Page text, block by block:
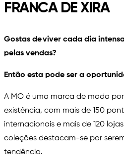
FRANCA DE XIRA
Gostas de viver cada dia
pelas vendas?
Então esta pode ser a
A MO é uma marca de moda
existência, com mais de 150
internacionais e mais de 120
coleções destacam-se por
tendência.